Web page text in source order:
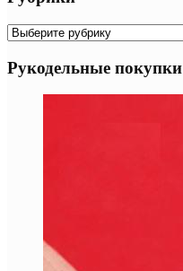
Рубрики
Рукодельные покупки